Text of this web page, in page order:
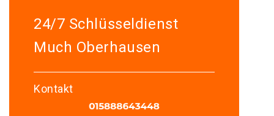
24/7 Schlüsseldienst
Much Oberhausen
Kontakt